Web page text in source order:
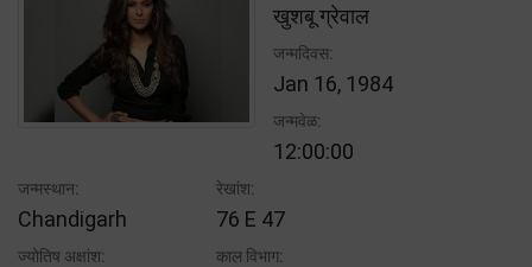
खुशबू ग्रेवाल
जन्मदिवस:
Jan 16, 1984
जन्मवेळ:
12:00:00
जन्मस्थान:
Chandigarh
रेखांश:
76 E 47
ज्योतिष अक्षांश: काल विभाग: